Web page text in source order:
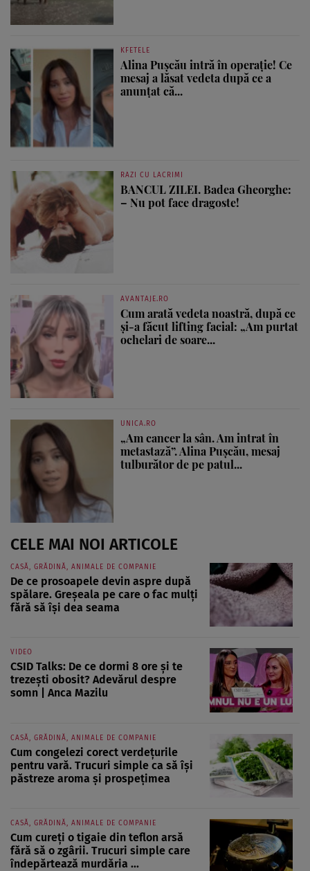
KFETELE
Alina Pușcău intră în operație! Ce
mesaj a lăsat vedeta după ce a
anunțat că...
RAZI CU LACRIMI
BANCUL ZILEI. Badea Gheorghe:
– Nu pot face dragoste!
AVANTAJE.RO
Cum arată vedeta noastră, după ce
și-a făcut lifting facial: „Am purtat
ochelari de soare...
UNICA.RO
„Am cancer la sân. Am intrat în
metastază”. Alina Pușcău, mesaj
tulburător de pe patul...
CELE MAI NOI ARTICOLE
CASĂ, GRĂDINĂ, ANIMALE DE COMPANIE
De ce prosoapele devin aspre după
spălare. Greșeala pe care o fac mulți
fără să își dea seama
VIDEO
CSID Talks: De ce dormi 8 ore și te
trezești obosit? Adevărul despre
somn | Anca Mazilu
CASĂ, GRĂDINĂ, ANIMALE DE COMPANIE
Cum congelezi corect verdețurile
pentru vară. Trucuri simple ca să își
păstreze aroma și prospețimea
CASĂ, GRĂDINĂ, ANIMALE DE COMPANIE
Cum cureți o tigaie din teflon arsă
fără să o zgârii. Trucuri simple care
îndepărtează murdăria ...